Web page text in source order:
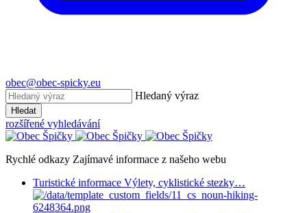
obec@obec-spicky.eu
Hledaný výraz
Hledat
rozšířené vyhledávání
Rychlé odkazy Zajímavé informace z našeho webu
Turistické informace Výlety, cyklistické stezky…